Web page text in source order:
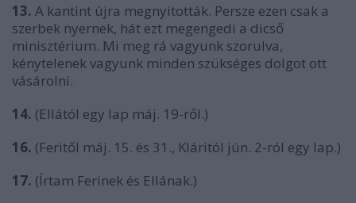
13. A kantint újra megnyitották. Persze ezen csak a
szerbek nyernek, hát ezt megengedi a dicső
minisztérium. Mi meg rá vagyunk szorulva,
kénytelenek vagyunk minden szükséges dolgot ott
vásárolni.
14. (Ellától egy lap máj. 19-ről.)
16. (Feritől máj. 15. és 31., Kláritól jún. 2-ról egy lap.)
17. (Írtam Ferinek és Ellának.)